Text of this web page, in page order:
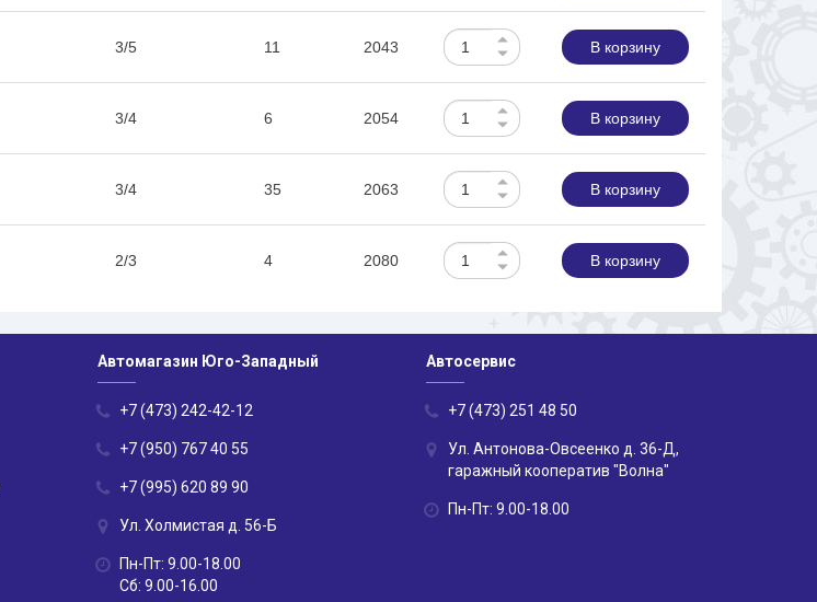
3/5 11 2043 В корзину
3/4 6 2054 В корзину
3/4 35 2063 В корзину
2/3 4 2080 В корзину
Автомагазин Юго-Западный
+7 (473) 242-42-12
+7 (950) 767 40 55
+7 (995) 620 89 90
Ул. Холмистая д. 56-Б
Пн-Пт: 9.00-18.00
Сб: 9.00-16.00
Автосервис
+7 (473) 251 48 50
Ул. Антонова-Овсеенко д. 36-Д,
гаражный кооператив "Волна"
Пн-Пт: 9.00-18.00